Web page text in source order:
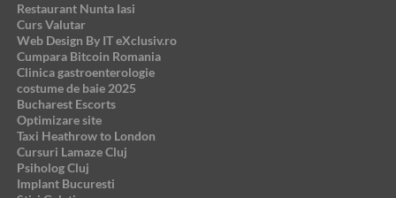
Restaurant Nunta Iasi
Curs Valutar
Web Design By IT eXclusiv.ro
Cumpara Bitcoin Romania
Clinica gastroenterologie
costume de baie 2025
Bucharest Escorts
Optimizare site
Taxi Heathrow to London
Cursuri Lamaze Cluj
Psiholog Cluj
Implant Bucuresti